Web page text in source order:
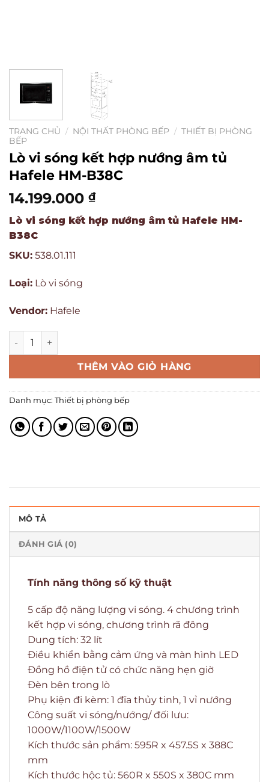
TRANG CHỦ / NỘI THẤT PHÒNG BẾP / THIẾT BỊ PHÒNG
BẾP
Lò vi sóng kết hợp nướng âm tủ
Hafele HM-B38C
14.199.000 ₫
Lò vi sóng kết hợp nướng âm tủ Hafele HM-
B38C
SKU: 538.01.111
Loại: Lò vi sóng
Vendor: Hafele
THÊM VÀO GIỎ HÀNG
Danh mục: Thiết bị phòng bếp
MÔ TẢ
ĐÁNH GIÁ (0)
Tính năng thông số kỹ thuật
5 cấp độ năng lượng vi sóng. 4 chương trình
kết hợp vi sóng, chương trình rã đông
Dung tích: 32 lít
Điều khiển bằng cảm ứng và màn hình LED
Đồng hồ điện tử có chức năng hẹn giờ
Đèn bên trong lò
Phụ kiện đi kèm: 1 đĩa thủy tinh, 1 vỉ nướng
Công suất vi sóng/nướng/ đối lưu:
1000W/1100W/1500W
Kích thước sản phẩm: 595R x 457.5S x 388C
mm
Kích thước hộc tủ: 560R x 550S x 380C mm